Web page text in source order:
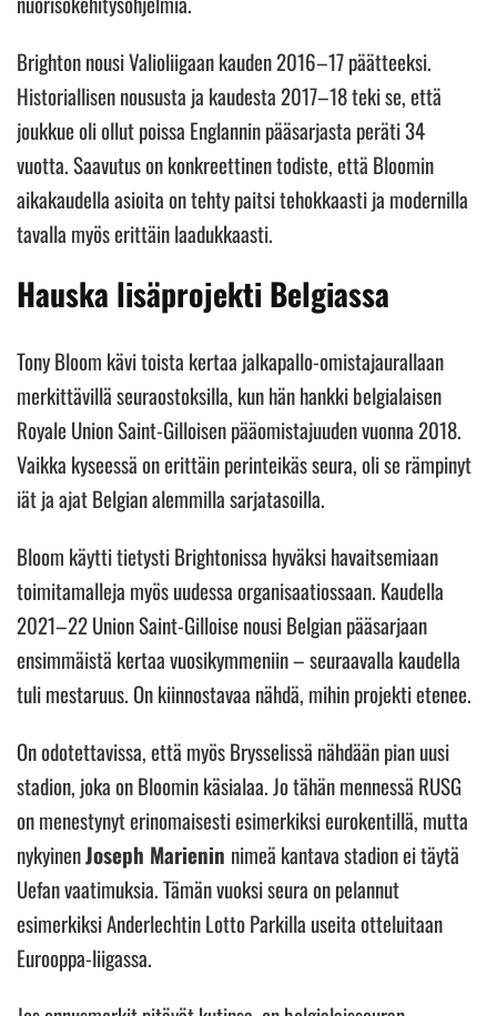
Brighton nousi Valioliigaan kauden 2016–17 päätteeksi.
Historiallisen noususta ja kaudesta 2017–18 teki se, että
joukkue oli ollut poissa Englannin pääsarjasta peräti 34
vuotta. Saavutus on konkreettinen todiste, että Bloomin
aikakaudella asioita on tehty paitsi tehokkaasti ja modernilla
tavalla myös erittäin laadukkaasti.
Hauska lisäprojekti Belgiassa
Tony Bloom kävi toista kertaa jalkapallo-omistajaurallaan
merkittävillä seuraostoksilla, kun hän hankki belgialaisen
Royale Union Saint-Gilloisen pääomistajuuden vuonna 2018.
Vaikka kyseessä on erittäin perinteikäs seura, oli se rämpinyt
iät ja ajat Belgian alemmilla sarjatasoilla.
Bloom käytti tietysti Brightonissa hyväksi havaitsemiaan
toimitamalleja myös uudessa organisaatiossaan. Kaudella
2021–22 Union Saint-Gilloise nousi Belgian pääsarjaan
ensimmäistä kertaa vuosikymmeniin – seuraavalla kaudella
tuli mestaruus. On kiinnostavaa nähdä, mihin projekti etenee.
On odotettavissa, että myös Brysselissä nähdään pian uusi
stadion, joka on Bloomin käsialaa. Jo tähän mennessä RUSG
on menestynyt erinomaisesti esimerkiksi eurokentillä, mutta
nykyinenJoseph Marienin nimeä kantava stadion ei täytä
Uefan vaatimuksia. Tämän vuoksi seura on pelannut
esimerkiksi Anderlechtin Lotto Parkilla useita otteluitaan
Eurooppa-liigassa.